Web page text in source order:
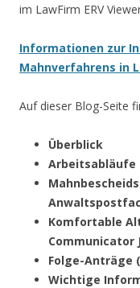
im LawFirm ERV
Informationen zur
Mahnverfahrens in
Auf dieser Blog-Seite
Überblick
Arbeitsabläufe
Komfortable
Communicator
Folge-Anträge
Wichtige